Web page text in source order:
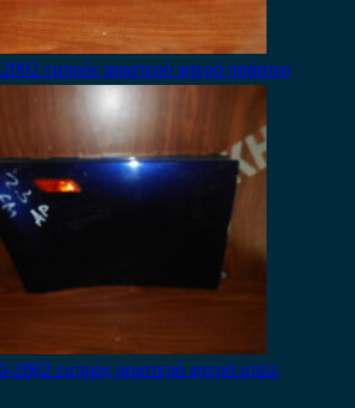
εμπρός αριστερό φτερό πράσινο
εμπρός αριστερό φτερό μπλε